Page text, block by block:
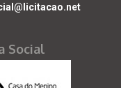
Social